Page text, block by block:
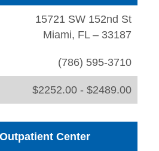
15721 SW 152nd St
Miami, FL – 33187
(786) 595-3710
$2252.00 - $2489.00
Center